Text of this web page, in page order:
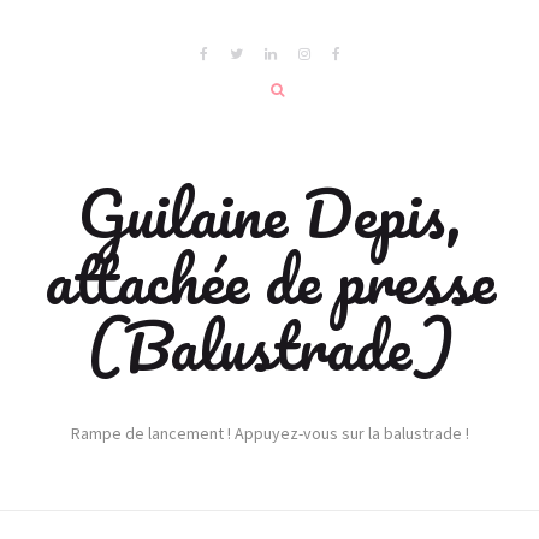
Guilaine Depis,
attachée de presse
(Balustrade)
Rampe de lancement ! Appuyez-vous sur la balustrade !